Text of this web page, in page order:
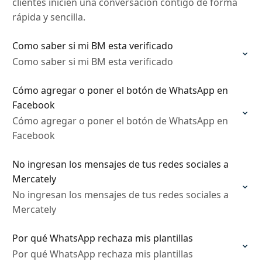
rápida y sencilla.
Como saber si mi BM esta verificado
Como saber si mi BM esta verificado
Cómo agregar o poner el botón de WhatsApp en
Facebook
Cómo agregar o poner el botón de WhatsApp en
Facebook
No ingresan los mensajes de tus redes sociales a
Mercately
No ingresan los mensajes de tus redes sociales a
Mercately
Por qué WhatsApp rechaza mis plantillas
Por qué WhatsApp rechaza mis plantillas